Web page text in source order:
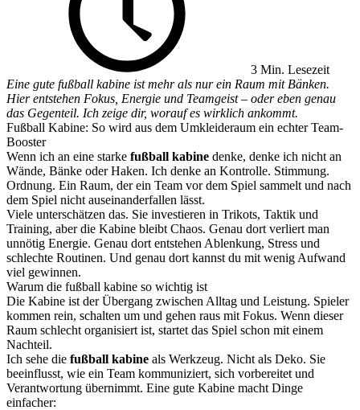
3 Min. Lesezeit
Eine gute fußball kabine ist mehr als nur ein Raum mit Bänken.
Hier entstehen Fokus, Energie und Teamgeist – oder eben genau
das Gegenteil. Ich zeige dir, worauf es wirklich ankommt.
Fußball Kabine: So wird aus dem Umkleideraum ein echter Team-
Booster
Wenn ich an eine starke fußball kabine denke, denke ich nicht an
Wände, Bänke oder Haken. Ich denke an Kontrolle. Stimmung.
Ordnung. Ein Raum, der ein Team vor dem Spiel sammelt und nach
dem Spiel nicht auseinanderfallen lässt.
Viele unterschätzen das. Sie investieren in Trikots, Taktik und
Training, aber die Kabine bleibt Chaos. Genau dort verliert man
unnötig Energie. Genau dort entstehen Ablenkung, Stress und
schlechte Routinen. Und genau dort kannst du mit wenig Aufwand
viel gewinnen.
Warum die fußball kabine so wichtig ist
Die Kabine ist der Übergang zwischen Alltag und Leistung. Spieler
kommen rein, schalten um und gehen raus mit Fokus. Wenn dieser
Raum schlecht organisiert ist, startet das Spiel schon mit einem
Nachteil.
Ich sehe die fußball kabine als Werkzeug. Nicht als Deko. Sie
beeinflusst, wie ein Team kommuniziert, sich vorbereitet und
Verantwortung übernimmt. Eine gute Kabine macht Dinge
einfacher: